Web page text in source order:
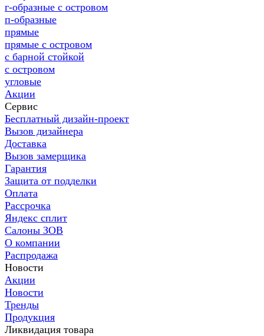
г-образные с островом
п-образные
прямые
прямые с островом
с барной стойкой
с островом
угловые
Акции
Сервис
Бесплатный дизайн-проект
Вызов дизайнера
Доставка
Вызов замерщика
Гарантия
Защита от подделки
Оплата
Рассрочка
Яндекс сплит
Салоны ЗОВ
О компании
Распродажа
Новости
Акции
Новости
Тренды
Продукция
Ликвидация товара